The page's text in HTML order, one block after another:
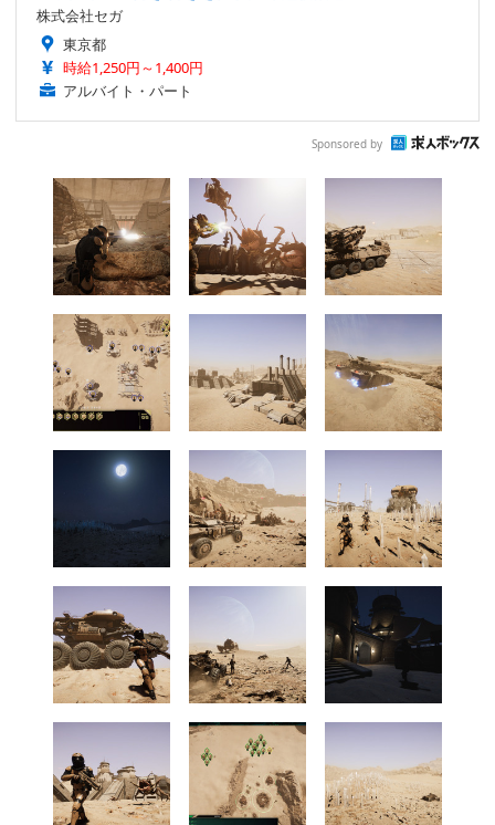
株式会社セガ
東京都
時給1,250円～1,400円
アルバイト・パート
Sponsored by